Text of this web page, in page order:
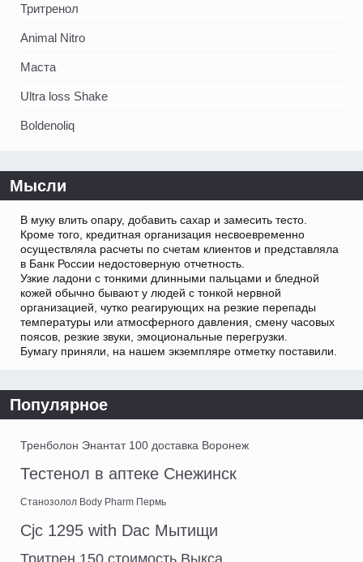
Тритренол
Animal Nitro
Маста
Ultra loss Shake
Boldenoliq
Мысли
В муку влить опару, добавить сахар и замесить тесто.
Кроме того, кредитная организация несвоевременно
осуществляла расчеты по счетам клиентов и представляла
в Банк России недостоверную отчетность.
Узкие ладони с тонкими длинными пальцами и бледной
кожей обычно бывают у людей с тонкой нервной
организацией, чутко реагирующих на резкие перепады
температуры или атмосферного давления, смену часовых
поясов, резкие звуки, эмоциональные перегрузки.
Бумагу приняли, на нашем экземпляре отметку поставили.
Популярное
Тренболон Энантат 100 доставка Воронеж
Тестенол в аптеке Снежинск
Станозолол Body Pharm Пермь
Cjc 1295 with Dac Мытищи
Тритрен 150 стоимость Выкса